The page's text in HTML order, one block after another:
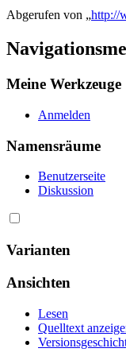
Abgerufen von „http://
Meine Werkzeuge
Anmelden
Namensräume
Benutzerseite
Diskussion
Varianten
Ansichten
Lesen
Quelltext